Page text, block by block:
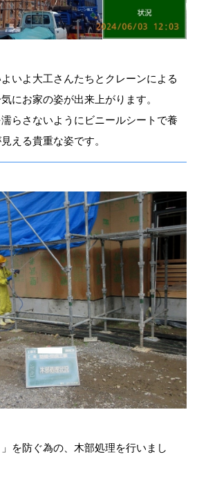
いよ大工さんたちとクレーンによる
にお家の姿が出来上がります。
らさないようにビニールシートで養
える貴重な姿です。
を防ぐ為の、木部処理を行いまし